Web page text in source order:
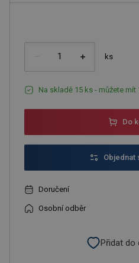
ks
Na skladě 15 ks - můžete mít
Do
Objednat
Doručení
Osobní odběr
Přidat do